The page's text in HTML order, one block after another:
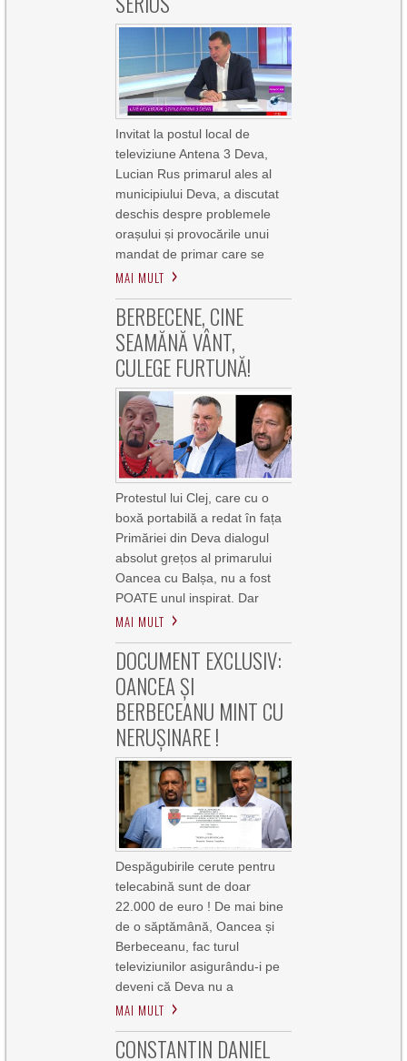
Invitat la postul local de
televiziune Antena 3 Deva,
Lucian Rus primarul ales al
municipiului Deva, a discutat
deschis despre problemele
orașului și provocările unui
mandat de primar care se
MAI MULT
BERBECENE, CINE
SEAMĂNĂ VÂNT,
CULEGE FURTUNĂ!
Protestul lui Clej, care cu o
boxă portabilă a redat în fața
Primăriei din Deva dialogul
absolut grețos al primarului
Oancea cu Balșa, nu a fost
POATE unul inspirat. Dar
MAI MULT
DOCUMENT EXCLUSIV:
OANCEA ȘI
BERBECEANU MINT CU
NERUȘINARE !
Despăgubirile cerute pentru
telecabină sunt de doar
22.000 de euro ! De mai bine
de o săptămână, Oancea și
Berbeceanu, fac turul
televiziunilor asigurându-i pe
deveni că Deva nu a
MAI MULT
CONSTANTIN DANIEL